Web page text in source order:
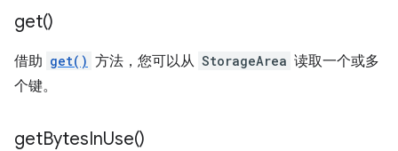
get()
借助 get() 方法，您可以从 StorageArea 读取一个或多
个键。
getBytesInUse()